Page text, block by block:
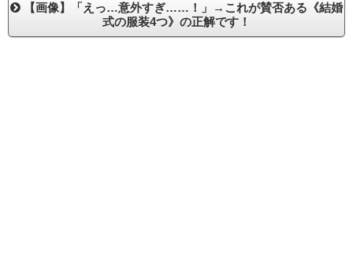
【画像】「えっ…意外すぎ……！」→これが賛否ある《結婚
式の服装4つ》の正解です！